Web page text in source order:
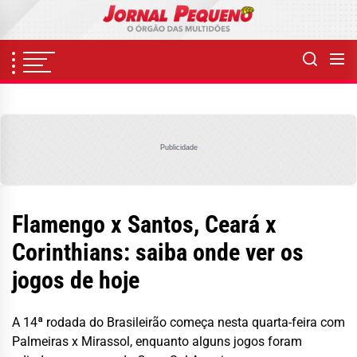
content
Publicidade
Flamengo x Santos, Ceará x
Corinthians: saiba onde ver os
jogos de hoje
A 14ª rodada do Brasileirão começa nesta quarta-feira com
Palmeiras x Mirassol, enquanto alguns jogos foram